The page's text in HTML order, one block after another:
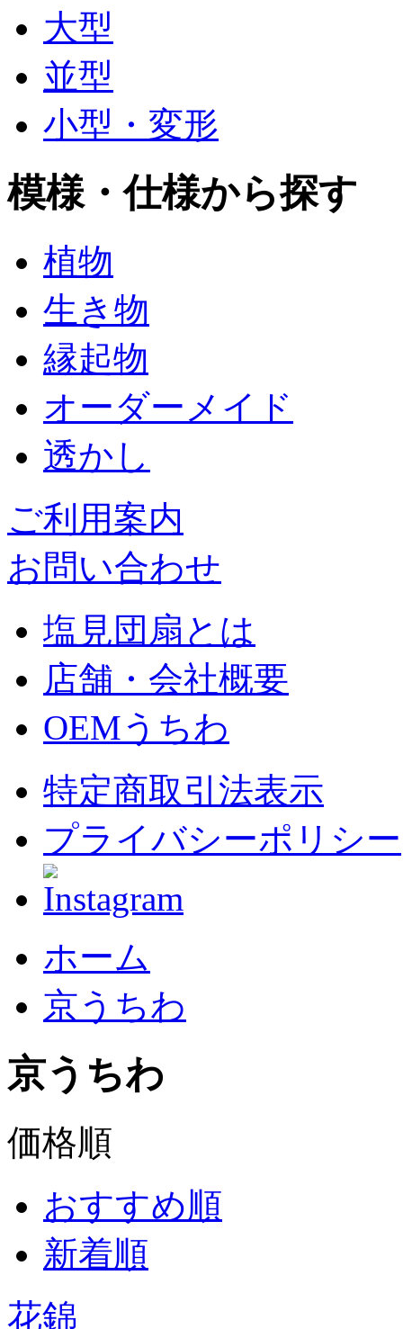
大型
並型
小型・変形
模様・仕様から探す
植物
生き物
縁起物
オーダーメイド
透かし
ご利用案内
お問い合わせ
塩見団扇とは
店舗・会社概要
OEMうちわ
特定商取引法表示
プライバシーポリシー
ホーム
京うちわ
京うちわ
価格順
おすすめ順
新着順
花錦